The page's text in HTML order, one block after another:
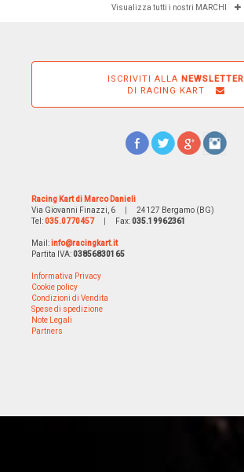
Visualizza tutti i nostri MARCHI
ISCRIVITI ALLA NEWSLETTER
DI RACING KART
Racing Kart di Marco Danieli
Via Giovanni Finazzi, 6
24127 Bergamo (BG)
Tel:035.0770457 Fax:035.19962361
Mail:info@racingkart.it
Partita IVA:03856830165
Informativa Privacy
Cookie policy
Condizioni di Vendita
Spese di spedizione
Note Legali
Partners